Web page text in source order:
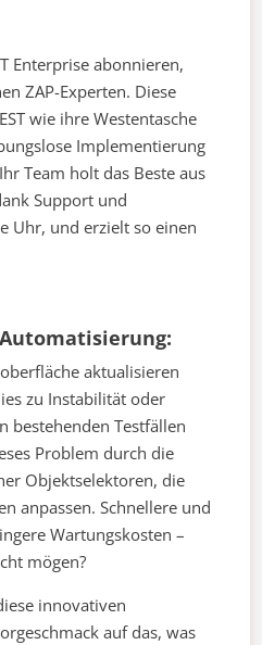
Enterprise abonnieren,
ZAP-Experten. Diese
wie ihre Westentasche
Implementierung
Team holt das Beste aus
Support und
Uhr, und erzielt so einen
aktualisieren
zu Instabilität oder
bestehenden Testfällen
Problem durch die
Objektselektoren, die
anpassen. Schnellere und
Wartungskosten –
mögen?
innovativen
auf das, was